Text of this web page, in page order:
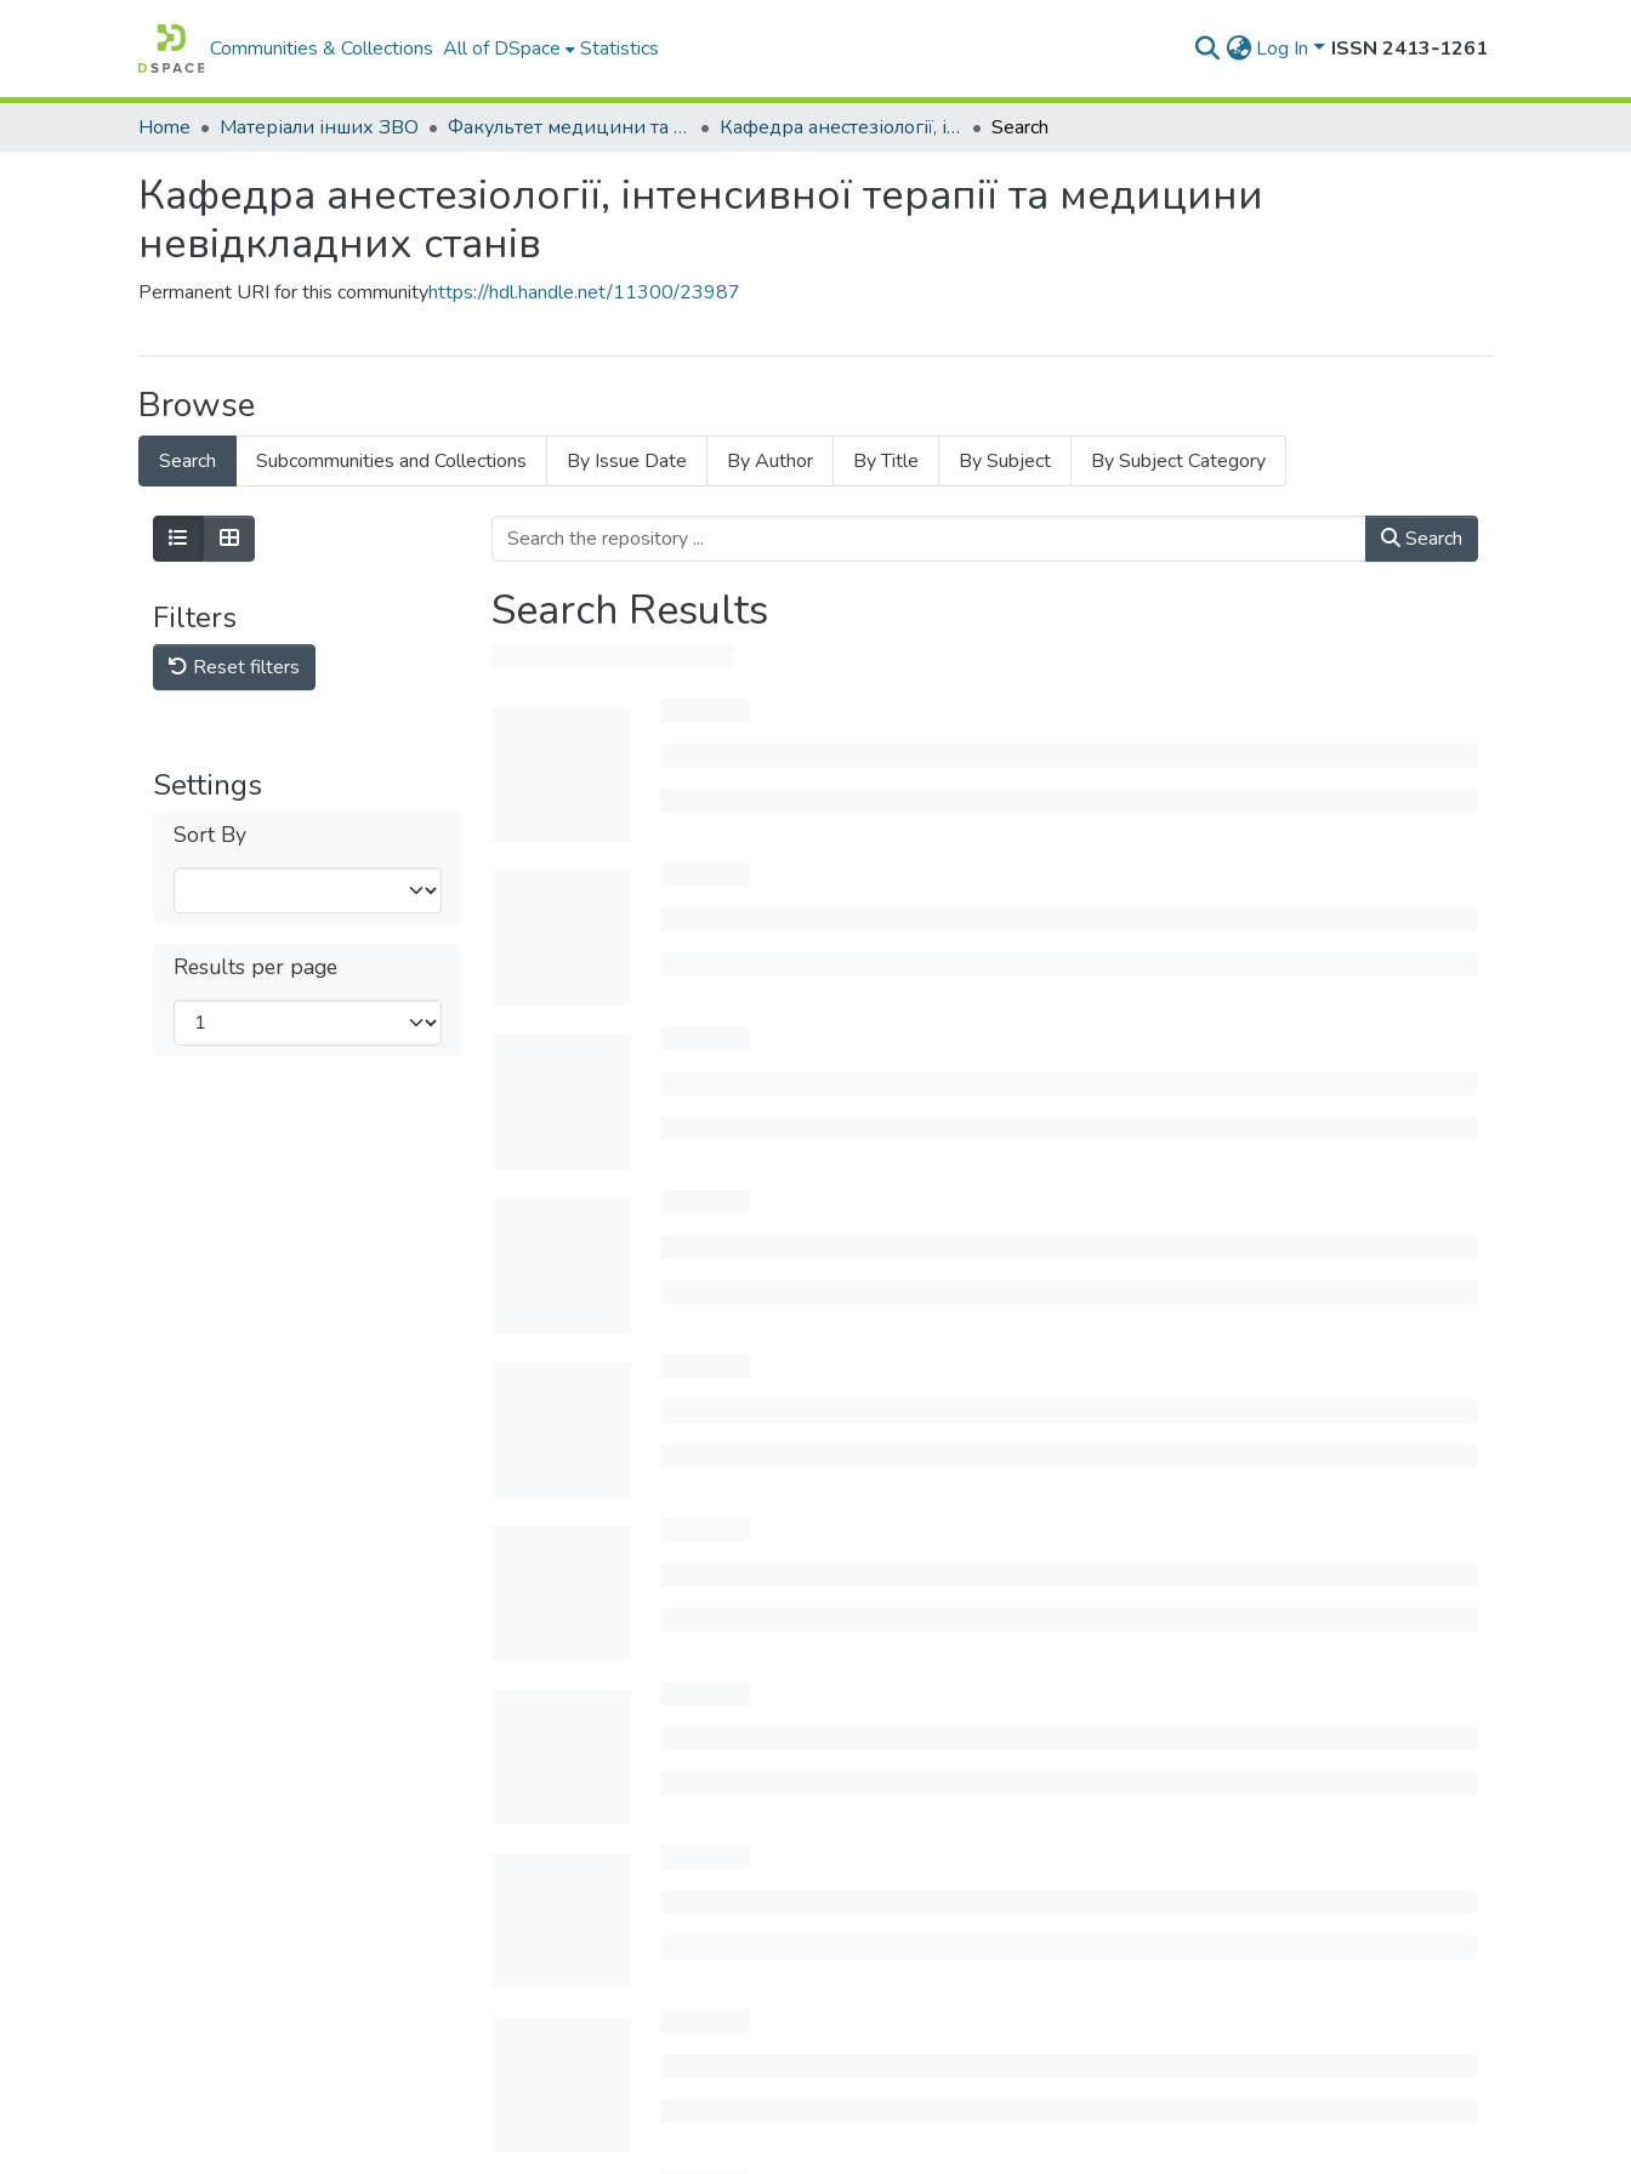
Communities & Collections All of DSpace Statistics Log In ISSN 2413‑1261
Home Матеріали інших ЗВО Факультет медицини та громадського здоров'я Міжнародного університету Кафедра анестезіології, інтенсивної терапії та медицини невідкладних станів Search
Кафедра анестезіології, інтенсивної терапії та медицини
невідкладних станів
Permanent URI for this communityhttps://hdl.handle.net/11300/23987
Browse
Search Subcommunities and Collections By Issue Date By Author By Title By Subject By Subject Category
Filters
Reset filters
Settings
Sort By
Results per page
Search
Search Results